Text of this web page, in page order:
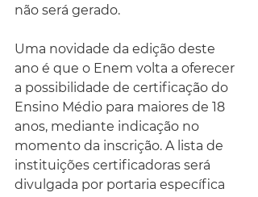
não será gerado.
Uma novidade da edição deste
ano é que o Enem volta a oferecer
a possibilidade de certificação do
Ensino Médio para maiores de 18
anos, mediante indicação no
momento da inscrição. A lista de
instituições certificadoras será
divulgada por portaria específica